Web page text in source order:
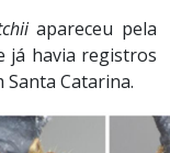
apareceu pela
já havia registros
Santa Catarina.